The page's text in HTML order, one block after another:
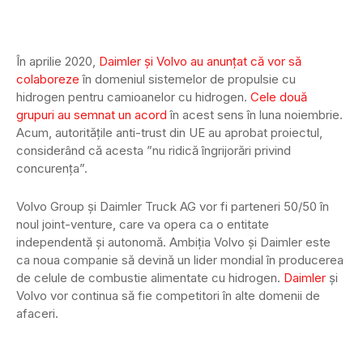
În aprilie 2020, Daimler și Volvo au anunțat că vor să
colaboreze în domeniul sistemelor de propulsie cu
hidrogen pentru camioanelor cu hidrogen. Cele două
grupuri au semnat un acord în acest sens în luna noiembrie.
Acum, autoritățile anti-trust din UE au aprobat proiectul,
considerând că acesta ”nu ridică îngrijorări privind
concurența”.
Volvo Group și Daimler Truck AG vor fi parteneri 50/50 în
noul joint-venture, care va opera ca o entitate
independentă și autonomă. Ambiția Volvo și Daimler este
ca noua companie să devină un lider mondial în producerea
de celule de combustie alimentate cu hidrogen. Daimler și
Volvo vor continua să fie competitori în alte domenii de
afaceri.